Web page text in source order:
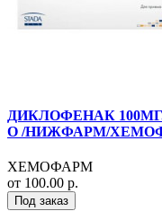
ДИКЛОФЕНАК
О /НИЖФАРМ/
ХЕМОФАРМ
от 100.00 р.
Под заказ